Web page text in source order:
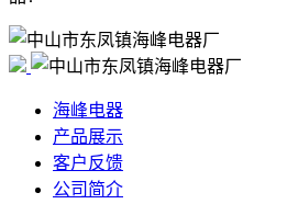
海峰电器
产品展示
客户反馈
公司简介